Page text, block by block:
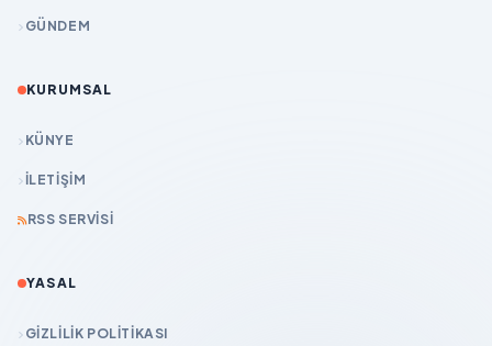
GÜNDEM
KURUMSAL
KÜNYE
İLETIŞIM
RSS SERVISI
YASAL
GIZLILIK POLITIKASI